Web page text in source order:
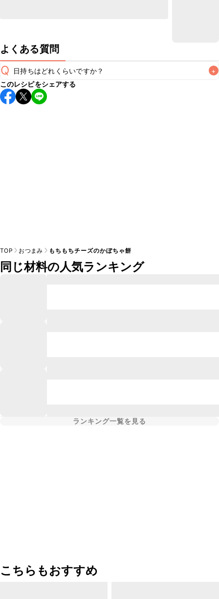
よくある質問
Q 日持ちはどれくらいですか？ +
保存期間は冷蔵で当日中が目安です。なるべくお早めにお召
し上がりください。
このレシピをシェアする
TOP おつまみ もちもちチーズのかぼちゃ餅
同じ材料の人気ランキング
ランキング一覧を見る
こちらもおすすめ